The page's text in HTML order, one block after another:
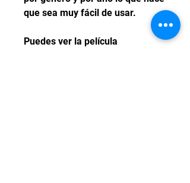
que sea muy fácil de usar.
Puedes ver la película